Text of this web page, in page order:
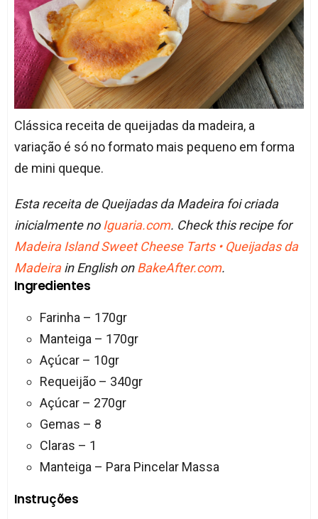
Clássica receita de queijadas da madeira, a
variação é só no formato mais pequeno em forma
de mini queque.
Esta receita de Queijadas da Madeira foi criada
inicialmente no Iguaria.com. Check this recipe for
Madeira Island Sweet Cheese Tarts • Queijadas da
Madeirain English onBakeAfter.com.
Ingredientes
Farinha – 170gr
Manteiga – 170gr
Açúcar – 10gr
Requeijão – 340gr
Açúcar – 270gr
Gemas – 8
Claras – 1
Manteiga – Para Pincelar Massa
Instruções